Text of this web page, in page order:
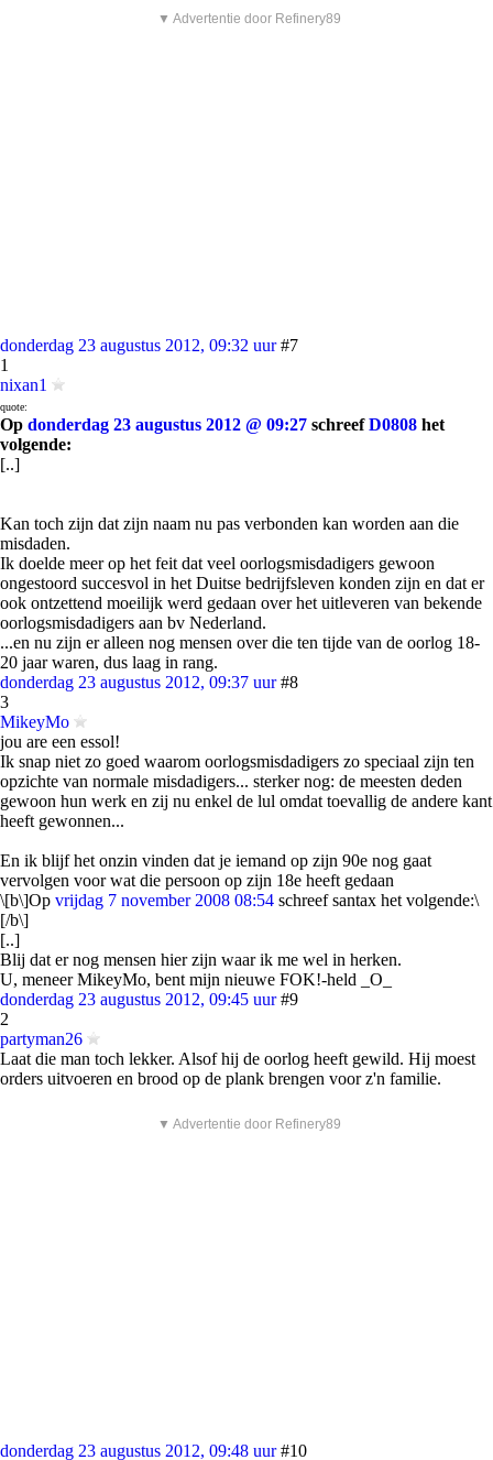
▼ Advertentie door Refinery89
donderdag 23 augustus 2012, 09:32 uur #7
1
nixan1
quote:
Op donderdag 23 augustus 2012 @ 09:27 schreefD0808 het
volgende:
[..]
Kan toch zijn dat zijn naam nu pas verbonden kan worden aan die
misdaden.
Ik doelde meer op het feit dat veel oorlogsmisdadigers gewoon
ongestoord succesvol in het Duitse bedrijfsleven konden zijn en dat er
ook ontzettend moeilijk werd gedaan over het uitleveren van bekende
oorlogsmisdadigers aan bv Nederland.
...en nu zijn er alleen nog mensen over die ten tijde van de oorlog 18-
20 jaar waren, dus laag in rang.
donderdag 23 augustus 2012, 09:37 uur #8
3
MikeyMo
jou are een essol!
Ik snap niet zo goed waarom oorlogsmisdadigers zo speciaal zijn ten
opzichte van normale misdadigers... sterker nog: de meesten deden
gewoon hun werk en zij nu enkel de lul omdat toevallig de andere kant
heeft gewonnen...
En ik blijf het onzin vinden dat je iemand op zijn 90e nog gaat
vervolgen voor wat die persoon op zijn 18e heeft gedaan
\[b\]Op vrijdag 7 november 2008 08:54 schreef santax het volgende:\
[/b\]
[..]
Blij dat er nog mensen hier zijn waar ik me wel in herken.
U, meneer MikeyMo, bent mijn nieuwe FOK!-held _O_
donderdag 23 augustus 2012, 09:45 uur #9
2
partyman26
Laat die man toch lekker. Alsof hij de oorlog heeft gewild. Hij moest
orders uitvoeren en brood op de plank brengen voor z'n familie.
▼ Advertentie door Refinery89
donderdag 23 augustus 2012, 09:48 uur #10